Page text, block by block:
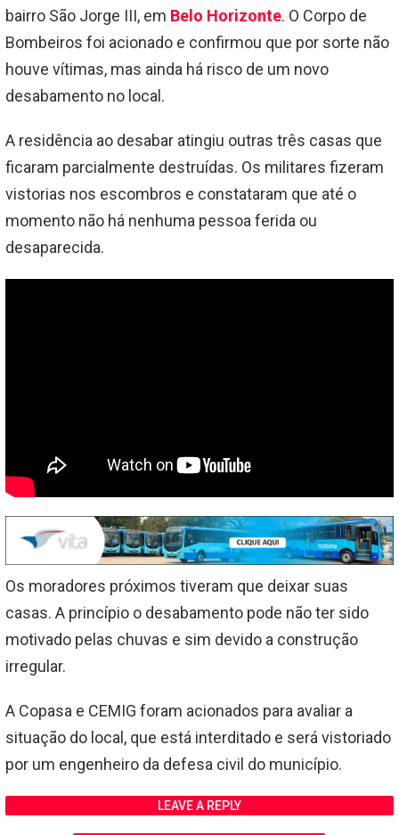
bairro São Jorge III, em Belo Horizonte. O Corpo de
Bombeiros foi acionado e confirmou que por sorte não
houve vítimas, mas ainda há risco de um novo
desabamento no local.
A residência ao desabar atingiu outras três casas que
ficaram parcialmente destruídas. Os militares fizeram
vistorias nos escombros e constataram que até o
momento não há nenhuma pessoa ferida ou
desaparecida.
Os moradores próximos tiveram que deixar suas
casas. A princípio o desabamento pode não ter sido
motivado pelas chuvas e sim devido a construção
irregular.
A Copasa e CEMIG foram acionados para avaliar a
situação do local, que está interditado e será vistoriado
por um engenheiro da defesa civil do município.
LEAVE A REPLY